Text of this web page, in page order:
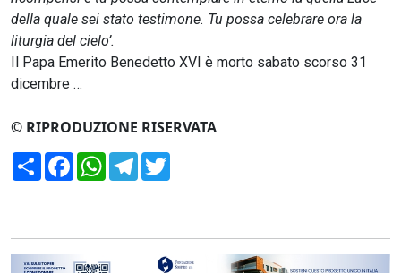
della quale sei stato testimone. Tu possa celebrare ora la
liturgia del cielo’.
Il Papa Emerito Benedetto XVI è morto sabato scorso 31
dicembre …
© RIPRODUZIONE RISERVATA
CondividiFacebookWhatsApp
Telegram